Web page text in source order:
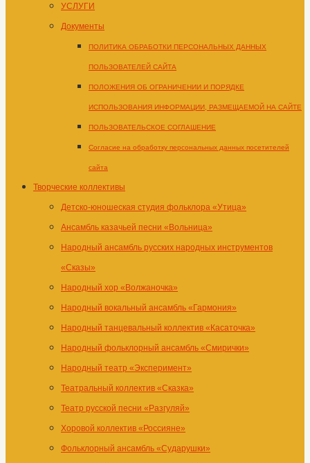
УСЛУГИ
Документы
ПОЛИТИКА ОБРАБОТКИ ПЕРСОНАЛЬНЫХ ДАННЫХ
ПОЛЬЗОВАТЕЛЕЙ САЙТА
ПОЛОЖЕНИЯ ОБ ОГРАНИЧЕНИИ И ПОРЯДКЕ
ИСПОЛЬЗОВАНИЯ ИНФОРМАЦИИ, РАЗМЕЩАЕМОЙ НА САЙТЕ
ПОЛЬЗОВАТЕЛЬСКОЕ СОГЛАШЕНИЕ
Согласие на обработку персональных данных посетителей
сайта
Творческие коллективы
Детско-юношеская студия фольклора «Утица»
Ансамбль казачьей песни «Вольница»
Народный ансамбль русских народных инструментов
«Сказы»
Народный хор «Волжаночка»
Народный вокальный ансамбль «Гармония»
Народный танцевальный коллектив «Касаточка»
Народный фольклорный ансамбль «Смирички»
Народный театр «Эксперимент»
Театральный коллектив «Сказка»
Театр русской песни «Разгуляй»
Хоровой коллектив «Россияне»
Фольклорный ансамбль «Сударушки»